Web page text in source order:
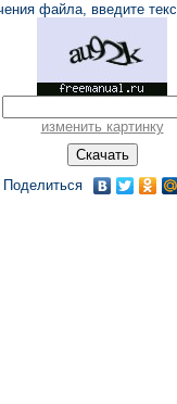
файла, введите
изменить картинку
Поделиться